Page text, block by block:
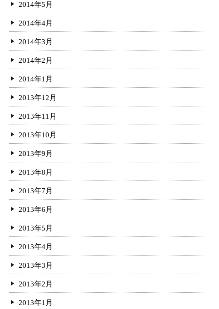
2014年5月
2014年4月
2014年3月
2014年2月
2014年1月
2013年12月
2013年11月
2013年10月
2013年9月
2013年8月
2013年7月
2013年6月
2013年5月
2013年4月
2013年3月
2013年2月
2013年1月